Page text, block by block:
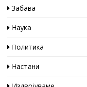
Забава
Наука
Политика
Настани